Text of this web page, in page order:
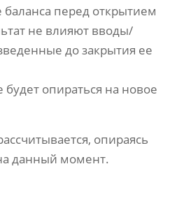
баланса перед открытием
не влияют вводы/
до закрытия ее
опираться на новое
опираясь
данный момент.